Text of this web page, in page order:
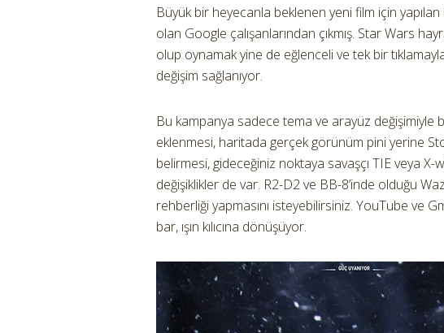
Büyük bir heyecanla beklenen yeni film için
olan Google çalışanlarından çıkmış. Star Wars
olup oynamak yine de eğlenceli ve tek bir
değişim sağlanıyor.
Bu kampanya sadece tema ve arayüz değişimiyle
eklenmesi, haritada gerçek görünüm pini yerine
belirmesi, gideceğiniz noktaya savaşçı TIE veya X-
değişiklikler de var. R2-D2 ve BB-8’inde olduğu
rehberliği yapmasını isteyebilirsiniz. YouTube ve
bar, ışın kılıcına dönüşüyor.